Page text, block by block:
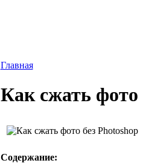
Главная
Как сжать фото
Содержание: